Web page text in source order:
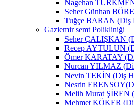
Nagehan
Seher Günhan
Tuğçe BARAN (Diş
Gaziemir semt Polikliniği
Seher ÇALIŞKAN
Recep AYTULUN
Ömer KARATAY
Nurcan YILMAZ
Nevin TEKİN (Diş
Nesrin
Melih Murat ŞİREN
Mehmet KÖKER